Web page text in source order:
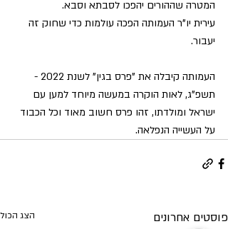
המטרה שההורים יהפכו לסבתא וסבא.
עירית יו"ר העמותה הפכה עולמות כדי שחוק זה
יעבור.
העמותה קיבלה את "פרס בגין" לשנת 2022 -
תשפ"ג, לאות הוקרה במעשה מיוחד למען עם
ישראל ומולדתו, זהו פרס חשוב מאוד וכל הכבוד
על העשייה הנפלאה.
פוסטים אחרונים הצג הכול